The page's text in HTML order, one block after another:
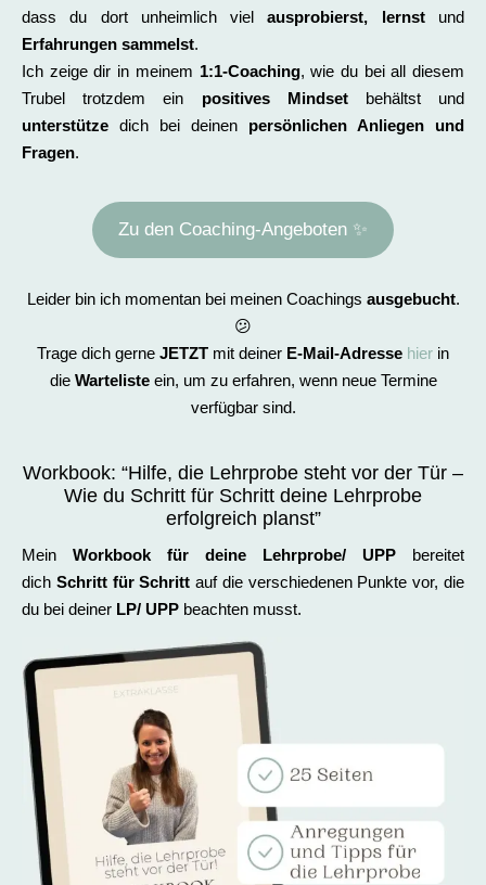
dass du dort unheimlich vielausprobierst, lernstund
Erfahrungen sammelst.
Ich zeige dir in meinem 1:1-Coaching, wie du bei all diesem
Trubel trotzdem ein positives Mindsetbehältst und
unterstütze dich bei deinen persönlichen Anliegen und
Fragen.
Zu den Coaching-Angeboten ✨
Leider bin ich momentan bei meinen Coachings ausgebucht.
😕
Trage dich gerne JETZT mit deiner E-Mail-Adresse hier in
die Wartelisteein, um zu erfahren, wenn neue Termine
verfügbar sind.
Workbook: “Hilfe, die Lehrprobe steht vor der Tür –
Wie du Schritt für Schritt deine Lehrprobe
erfolgreich planst”
Mein Workbook für deine Lehrprobe/ UPP bereitet
dich Schritt für Schritt auf die verschiedenen Punkte vor, die
du bei deiner LP/ UPP beachten musst.